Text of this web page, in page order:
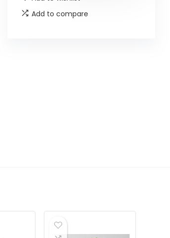
Add to compare